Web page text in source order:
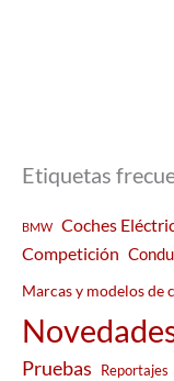
Etiquetas
BMW
Coches
Competición
Marcas y modelos de
Pruebas Reportajes